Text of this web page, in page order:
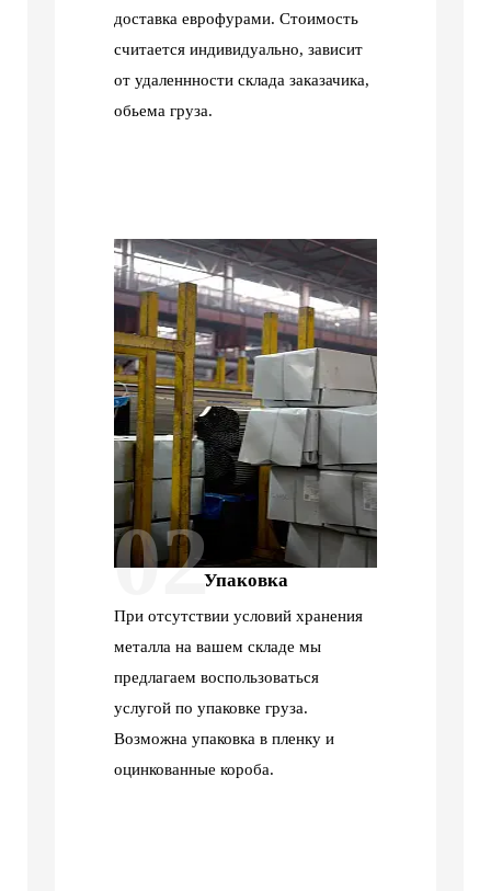
доставка еврофурами. Стоимость
считается индивидуально, зависит
от удаленнности склада заказачика,
обьема груза.
02Упаковка
При отсутствии условий хранения
металла на вашем складе мы
предлагаем воспользоваться
услугой по упаковке груза.
Возможна упаковка в пленку и
оцинкованные короба.